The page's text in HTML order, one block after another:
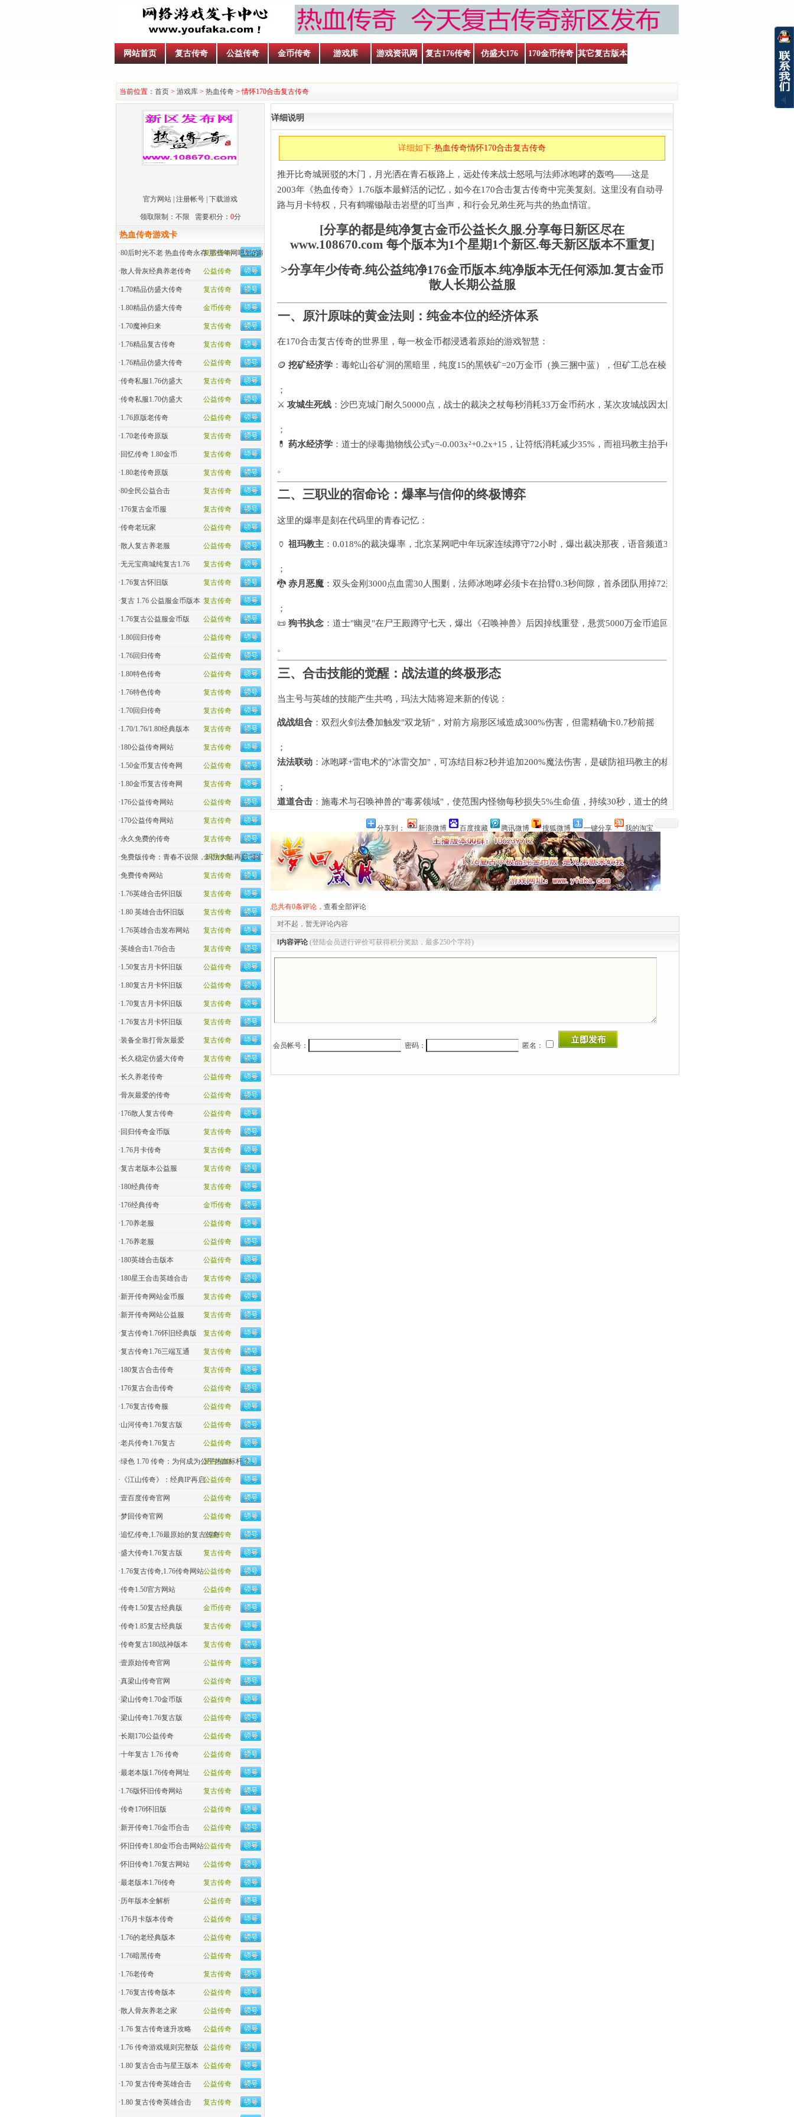
网站首页 复古传奇 公益传奇 金币传奇 游戏库 游戏资讯网 复古176传奇 仿盛大176 170金币传奇 其它复古版本
当前位置： 首页 > 游戏库 > 热血传奇 > 情怀170合击复古传奇
官方网站 注册帐号 下载游戏
领取限制：不限 需要积分： 0分
热血传奇游戏卡
复古传奇
·80后时光不老 热血传奇永存 那些年网吧里的呐喊
公益传奇
·散人骨灰经典养老传奇
复古传奇
·1.70精品仿盛大传奇
金币传奇
·1.80精品仿盛大传奇
复古传奇
·1.70魔神归来
复古传奇
·1.76精品复古传奇
公益传奇
·1.76精品仿盛大传奇
复古传奇
·传奇私服1.76仿盛大
公益传奇
·传奇私服1.70仿盛大
公益传奇
·1.76原版老传奇
复古传奇
·1.70老传奇原版
复古传奇
· 回忆传奇 1.80金币
复古传奇
·1.80老传奇原版
复古传奇
·80全民公益合击
复古传奇
·176复古金币服
公益传奇
·传奇老玩家
公益传奇
·散人复古养老服
复古传奇
·无元宝商城纯复古1.76
复古传奇
·1.76复古怀旧版
复古传奇
·复古 1.76 公益服金币版本
公益传奇
·1.76复古公益服金币版
公益传奇
·1.80回归传奇
公益传奇
·1.76回归传奇
公益传奇
·1.80特色传奇
复古传奇
·1.76特色传奇
复古传奇
·1.70回归传奇
复古传奇
·1.70/1.76/1.80经典版本
复古传奇
·180公益传奇网站
公益传奇
·1.50金币复古传奇网
复古传奇
·1.80金币复古传奇网
公益传奇
·176公益传奇网站
复古传奇
·170公益传奇网站
复古传奇
·永久免费的传奇
金币传奇
·免费版传奇：青春不设限，玛法大陆再启“零门槛”热血
复古传奇
·免费传奇网站
复古传奇
·1.76英雄合击怀旧版
复古传奇
·1.80 英雄合击怀旧版
复古传奇
·1.76英雄合击发布网站
复古传奇
·英雄合击1.76合击
公益传奇
·1.50复古月卡怀旧版
公益传奇
·1.80复古月卡怀旧版
复古传奇
·1.70复古月卡怀旧版
复古传奇
·1.76复古月卡怀旧版
复古传奇
·装备全靠打骨灰最爱
复古传奇
·长久稳定仿盛大传奇
公益传奇
·长久养老传奇
公益传奇
·骨灰最爱的传奇
公益传奇
·176散人复古传奇
复古传奇
· 回归传奇金币版
复古传奇
·1.76月卡传奇
复古传奇
·复古老版本公益服
复古传奇
·180经典传奇
金币传奇
·176经典传奇
公益传奇
·1.70养老服
公益传奇
·1.76养老服
公益传奇
·180英雄合击版本
复古传奇
·180星王合击英雄合击
复古传奇
·新开传奇网站金币服
复古传奇
·新开传奇网站公益服
复古传奇
·复古传奇1.76怀旧经典版
复古传奇
·复古传奇1.76三端互通
复古传奇
·180复古合击传奇
公益传奇
·176复古合击传奇
公益传奇
·1.76复古传奇服
公益传奇
·山河传奇1.76复古版
公益传奇
·老兵传奇1.76复古
复古传奇
·绿色 1.70 传奇：为何成为公平热血标杆？
公益传奇
· 《江山传奇》：经典IP再启
公益传奇
·壹百度传奇官网
公益传奇
·梦回传奇官网
公益传奇
·追忆传奇,1.76最原始的复古传奇
复古传奇
·盛大传奇1.76复古版
公益传奇
·1.76复古传奇,1.76传奇网站
公益传奇
·传奇1.50官方网站
金币传奇
·传奇1.50复古经典版
复古传奇
·传奇1.85复古经典版
复古传奇
·传奇复古180战神版本
公益传奇
·壹原始传奇官网
公益传奇
·真梁山传奇官网
公益传奇
·梁山传奇1.70金币版
公益传奇
·梁山传奇1.76复古版
公益传奇
·长期170公益传奇
公益传奇
·十年复古 1.76 传奇
公益传奇
·最老本版1.76传奇网址
复古传奇
·1.76版怀旧传奇网站
公益传奇
·传奇176怀旧版
公益传奇
·新开传奇1.76金币合击
公益传奇
·怀旧传奇1.80金币合击网站
公益传奇
·怀旧传奇1.76复古网站
复古传奇
·最老版本1.76传奇
公益传奇
·历年版本全解析
公益传奇
·176月卡版本传奇
公益传奇
·1.76的老经典版本
公益传奇
·1.76暗黑传奇
复古传奇
·1.76老传奇
公益传奇
·1.76复古传奇版本
公益传奇
·散人骨灰养老之家
公益传奇
·1.76 复古传奇速升攻略
公益传奇
·1.76 传奇游戏规则完整版
公益传奇
·1.80 复古合击与星王版本
公益传奇
·1.70 复古传奇英雄合击
复古传奇
·1.80 复古传奇英雄合击
详细说明
详细如下-热血传奇情怀170合击复古传奇
推开比奇城斑驳的木门，月光洒在青石板路上，远处传来战士怒吼与法师冰咆哮的轰鸣——这是
2003年《热血传奇》1.76版本最鲜活的记忆，如今在170合击复古传奇中完美复刻。这里没有自动寻
路与月卡特权，只有鹤嘴锄敲击岩壁的叮当声，和行会兄弟生死与共的热血情谊。
[分享的都是纯净复古金币公益长久服.分享每日新区尽在
www.108670.com 每个版本为1个星期1个新区.每天新区版本不重复]
>分享年少传奇.纯公益纯净176金币版本.纯净版本无任何添加.复古金币
散人长期公益服
一、 原汁原味的黄金法则：纯金本位的经济体系
在170合击复古传奇的世界里，每一枚金币都浸透着原始的游戏智慧：
🪙 ​挖矿经济学 ：毒蛇山谷矿洞的黑暗里，纯度15的黑铁矿=20万金币（换三捆中蓝），但矿工总在棱形矿区阴影处蹲守，效率提升
；
⚔️ ​攻城生死线 ：沙巴克城门耐久50000点，战士的裁决之杖每秒消耗33万金币药水，某次攻城战因太阳水涨价，行会会长抵押裁决
；
💊 ​药水经济学 ：道士的绿毒抛物线公式y=-0.003x²+0.2x+15，让符纸消耗减少35%，而祖玛教主抬手0.3秒的毒符判定，曾让行会损
。
二、三职业的宿命论：爆率与信仰的终极博弈
这里的爆率是刻在代码里的青春记忆：
🏺 ​祖玛教主 ​：0.018%的裁决爆率，北京某网吧中年玩家连续蹲守72小时，爆出裁决那夜，语音频道300人集体静默三分钟
；
🐉 ​赤月恶魔 ​：双头金刚3000点血需30人围剿，法师冰咆哮必须卡在抬臂0.3秒间隙，首杀团队用掉72瓶大蓝，药水钱来自行会分红
；
📜 ​狗书执念 ​：道士"幽灵"在尸王殿蹲守七天，爆出《召唤神兽》后因掉线重登，悬赏5000万金币追回，最终被小号用攻城分红赎回
。
三、合击技能的觉醒：战法道的终极形态
当主号与英雄的技能产生共鸣，玛法大陆将迎来新的传说：
战战组合 ​：双烈火剑法叠加触发"双龙斩"，对前方扇形区域造成300%伤害，但需精确卡0.7秒前摇
；
法法联动 ​：冰咆哮+雷电术的"冰雷交加"，可冻结目标2秒并追加200%魔法伤害，是破防祖玛教主的核心战术
；
道道合击 ​：施毒术与召唤神兽的"毒雾领域"，使范围内怪物每秒损失5%生命值，持续30秒，道士的终极控场技
分享到： 新浪微博 百度搜藏 腾讯微博 搜狐微博 一键分享 我的淘宝
总共有0条评论， 查看全部评论
对不起，暂无评论内容
‖内容评论 (登陆会员进行评价可获得积分奖励，最多250个字符)
会员帐号： 密码： 匿名：